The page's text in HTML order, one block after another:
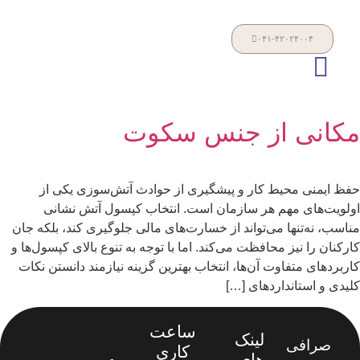
۰۴۱-۴۲۰۲۴۰۰۴
مکانی از جنس سکوت
حفظ ایمنی محیط کار و پیشگیری از حوادث آتش‌سوزی یکی از
اولویت‌های مهم هر سازمان است. انتخاب کپسول آتش‌ نشانی
مناسب، نه‌تنها می‌تواند از خسارت‌های مالی جلوگیری کند، بلکه جان
کارکنان را نیز محافظت می‌کند. اما با توجه به تنوع بالای کپسول‌ها و
کاربردهای متفاوت آن‌ها، انتخاب بهترین گزینه نیازمند دانستن نکات
کلیدی و استانداردهای […]
صرافی
لینک
ساعت
کاری